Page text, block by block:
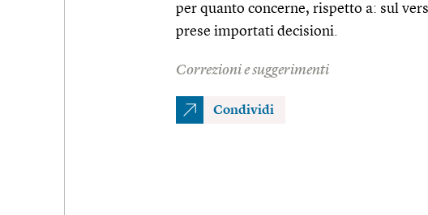
per quanto concerne, rispetto a: sul
prese importati decisioni.
Correzioni e suggerimenti
Condividi